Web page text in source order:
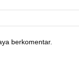
berkomentar.